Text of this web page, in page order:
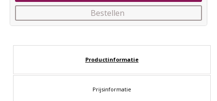
Bestellen
Productinformatie
Prijsinformatie